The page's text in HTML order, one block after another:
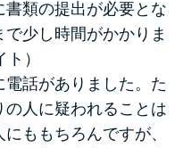
類の提出が必要とな
少し時間がかかりま
）
話がありました。た
人に疑われることは
ももちろんですが、